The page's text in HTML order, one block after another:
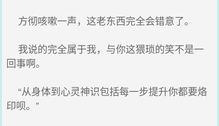
方彻咳嗽一声，这老东西完全会错意了。
我说的完全属于我，与你这猥琐的笑不是一
回事啊。
“从身体到心灵神识包括每一步提升你都要烙
印呗。”